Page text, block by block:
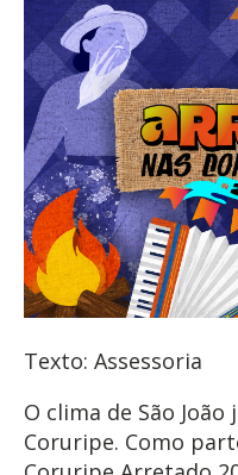
Texto: Assessoria
O clima de São
Coruripe. Como